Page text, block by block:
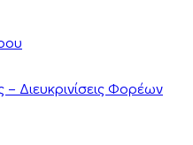
Διευκρινίσεις Φορέων